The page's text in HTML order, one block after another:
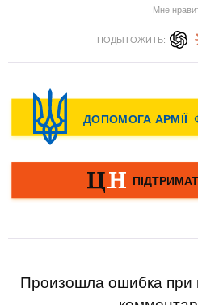
Мне
ПОДЫТОЖИТЬ:
Произошла ошибка при